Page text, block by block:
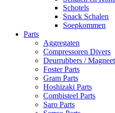
Schotels
Snack Schalen
Soepkommen
Parts
Aggregaten
Compressoren Divers
Deurrubbers /
Foster Parts
Gram Parts
Hoshizaki Parts
Combisteel Parts
Saro Parts